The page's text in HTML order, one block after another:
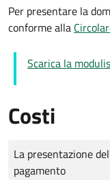
Per presentare la
conforme alla
Scarica la
Costi
Tipo di pagamento
Importo
La presentazione
pagamento